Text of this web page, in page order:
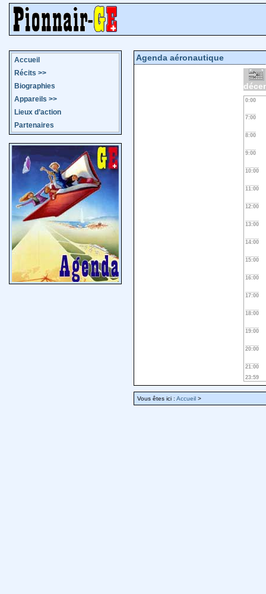
Accueil
Récits >>
Biographies
Appareils >>
Lieux d’action
Partenaires
Agenda aéronautique
0:00
7:00
8:00
9:00
10:00
11:00
12:00
13:00
14:00
15:00
16:00
17:00
18:00
19:00
20:00
21:00
23:59
Vous êtes ici : Accueil >